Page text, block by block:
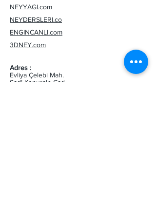
sağlar. Ancak suya daldırılması
önerilmez; çünkü gizli hava
kanalları sürekli su altında
kaldığında suyu emebilir.
NEYYAGI.com
NEYDERSLERI.co
ENGINCANLI.com
3DNEY.com
Adres :
Evliya Çelebi Mah.
Sadi Konuralp Cad.